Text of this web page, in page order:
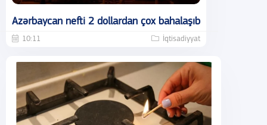
Azərbaycan nefti 2 dollardan çox bahalaşıb
10:11 İqtisadiyyat